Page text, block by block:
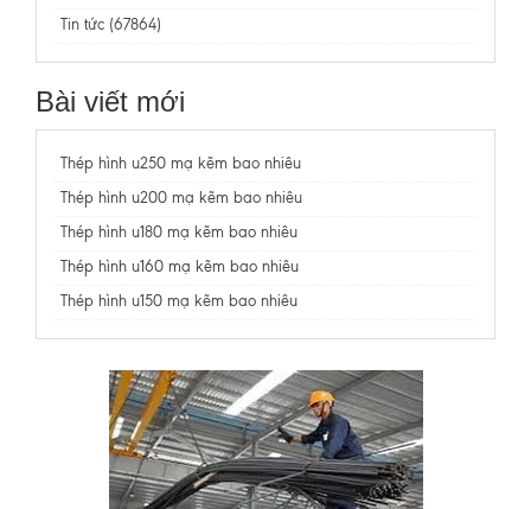
Tin tức (67864)
Bài viết mới
Thép hình u250 mạ kẽm bao nhiêu
Thép hình u200 mạ kẽm bao nhiêu
Thép hình u180 mạ kẽm bao nhiêu
Thép hình u160 mạ kẽm bao nhiêu
Thép hình u150 mạ kẽm bao nhiêu